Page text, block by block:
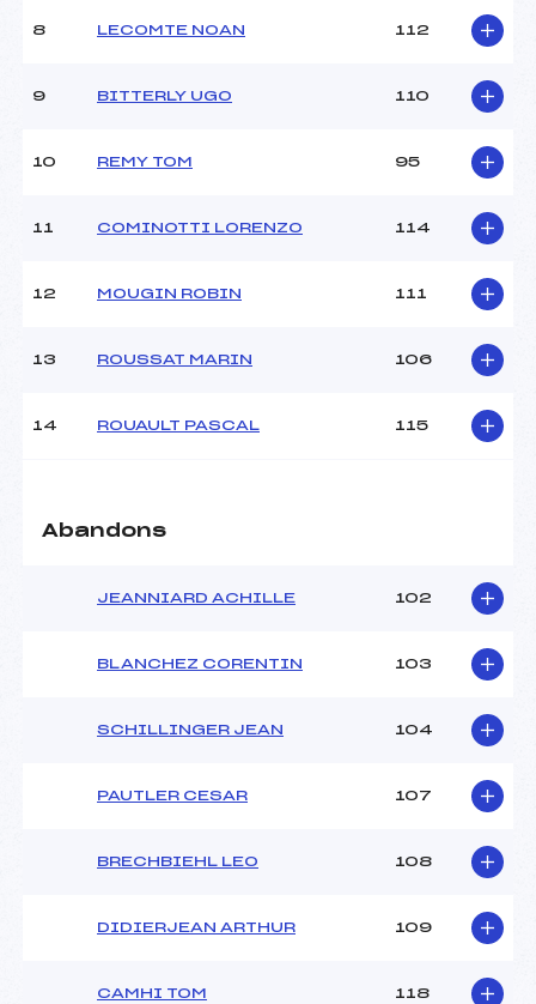
Ouvreurs C :
19H30
GRUNENBERGER (MV)
Ouvreurs B :
Ouvreurs D :
101.0500
Catégorie :
U18->Mas
8 LECOMTE NOAN 112
9 BITTERLY UGO 110
10 REMY TOM 95
11 COMINOTTI LORENZO 114
12 MOUGIN ROBIN 111
13 ROUSSAT MARIN 106
14 ROUAULT PASCAL 115
Abandons
JEANNIARD ACHILLE 102
BLANCHEZ CORENTIN 103
SCHILLINGER JEAN 104
PAUTLER CESAR 107
BRECHBIEHL LEO 108
DIDIERJEAN ARTHUR 109
CAMHI TOM 118